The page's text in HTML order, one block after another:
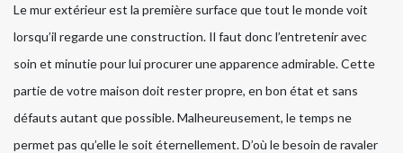
Le mur extérieur est la première surface que tout le monde voit
lorsqu’il regarde une construction. Il faut donc l’entretenir avec
soin et minutie pour lui procurer une apparence admirable. Cette
partie de votre maison doit rester propre, en bon état et sans
défauts autant que possible. Malheureusement, le temps ne
permet pas qu’elle le soit éternellement. D’où le besoin de ravaler